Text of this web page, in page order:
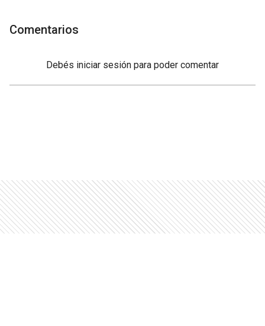
Comentarios
Debés iniciar sesión para poder comentar